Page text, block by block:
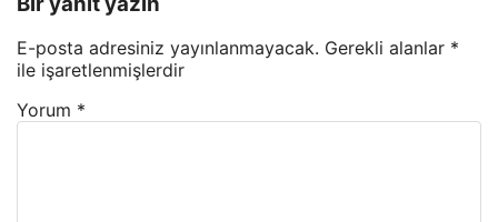
E-posta adresiniz yayınlanmayacak. Gerekli alanlar *
ile işaretlenmişlerdir
Yorum *